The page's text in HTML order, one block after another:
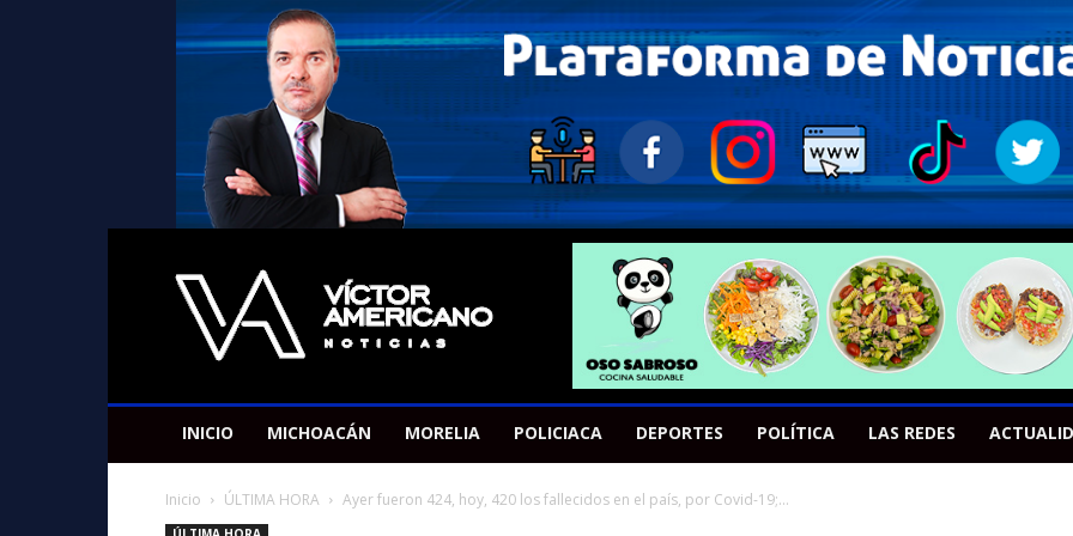
Americano
Victor
INICIO MICHOACÁN MORELIA POLICIACA DEPORTES POLÍTICA LAS REDES
Inicio ÚLTIMA HORA Ayer fueron 424, hoy, 420 los fallecidos en el país, por Covid-19;...